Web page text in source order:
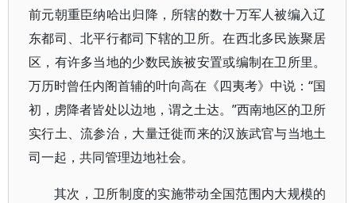
前元朝重臣纳哈出归降，所辖的数十万军人被编入辽
东都司、北平行都司下辖的卫所。在西北多民族聚居
区，有许多当地的少数民族被安置或编制在卫所里。
万历时曾任内阁首辅的叶向高在《四夷考》中说：“国
初，虏降者皆处以边地，谓之土达。”西南地区的卫所
实行土、流参治，大量迁徙而来的汉族武官与当地土
司一起，共同管理边地社会。
其次，卫所制度的实施带动全国范围内大规模的